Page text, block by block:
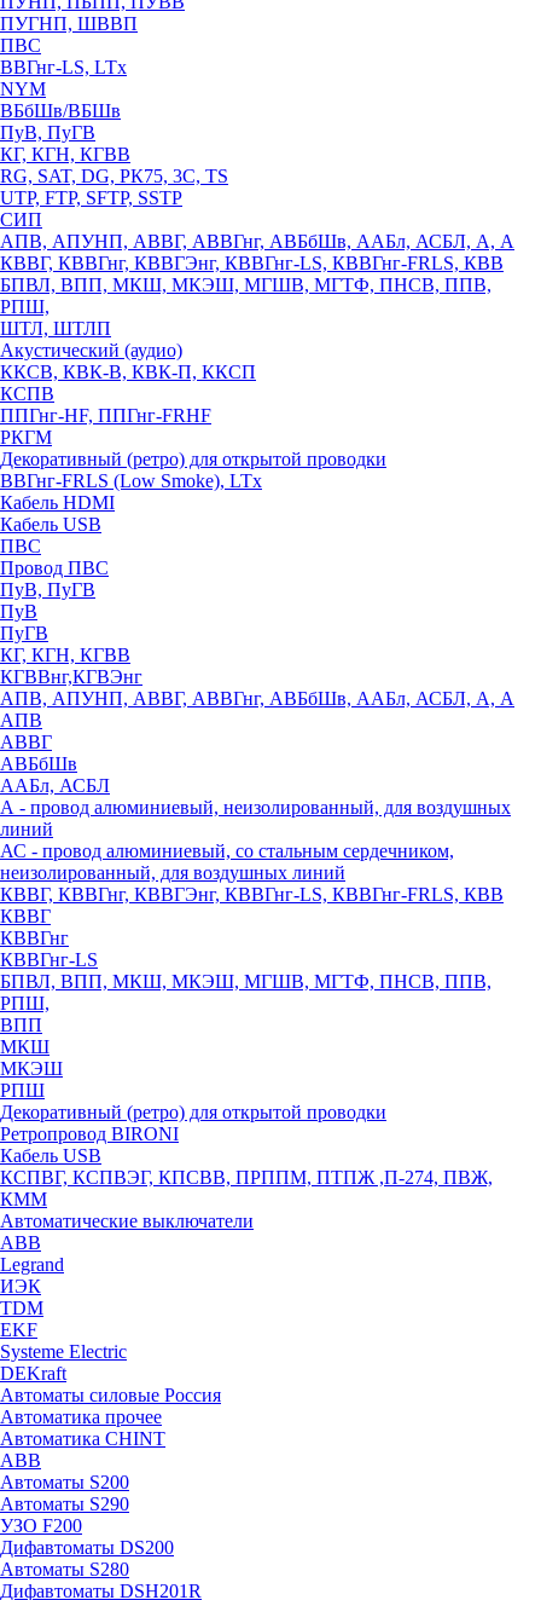
ПУГНП, ШВВП
ПВС
ВВГнг-LS, LTx
NYM
ВБбШв/ВБШв
ПуВ, ПуГВ
КГ, КГН, КГВВ
RG, SAT, DG, РК75, 3С, TS
UTP, FTP, SFTP, SSTP
СИП
АПВ, АПУНП, АВВГ, АВВГнг, АВБбШв, ААБл, АСБЛ, А, А
КВВГ, КВВГнг, КВВГЭнг, КВВГнг-LS, КВВГнг-FRLS, КВВ
БПВЛ, ВПП, МКШ, МКЭШ, МГШВ, МГТФ, ПНСВ, ППВ,
РПШ,
ШТЛ, ШТЛП
Акустический (аудио)
ККСВ, КВК-В, КВК-П, ККСП
КСПВ
ППГнг-HF, ППГнг-FRHF
РКГМ
Декоративный (ретро) для открытой проводки
ВВГнг-FRLS (Low Smoke), LTx
Кабель HDMI
Кабель USB
ПВС
Провод ПВС
ПуВ, ПуГВ
ПуВ
ПуГВ
КГ, КГН, КГВВ
КГВВнг,КГВЭнг
АПВ, АПУНП, АВВГ, АВВГнг, АВБбШв, ААБл, АСБЛ, А, А
АПВ
АВВГ
АВБбШв
ААБл, АСБЛ
А - провод алюминиевый, неизолированный, для воздушных
линий
АС - провод алюминиевый, со стальным сердечником,
неизолированный, для воздушных линий
КВВГ, КВВГнг, КВВГЭнг, КВВГнг-LS, КВВГнг-FRLS, КВВ
КВВГ
КВВГнг
КВВГнг-LS
БПВЛ, ВПП, МКШ, МКЭШ, МГШВ, МГТФ, ПНСВ, ППВ,
РПШ,
ВПП
МКШ
МКЭШ
РПШ
Декоративный (ретро) для открытой проводки
Ретропровод BIRONI
Кабель USB
КСПВГ, КСПВЭГ, КПСВВ, ПРППМ, ПТПЖ ,П-274, ПВЖ,
КММ
Автоматические выключатели
ABB
Legrand
ИЭК
TDM
EKF
Systeme Electric
DEKraft
Автоматы силовые Россия
Автоматика прочее
Автоматика CHINT
ABB
Автоматы S200
Автоматы S290
УЗО F200
Дифавтоматы DS200
Автоматы S280
Дифавтоматы DSH201R